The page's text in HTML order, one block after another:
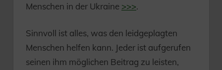
Menschen in der Ukraine >>>.
Sinnvoll ist alles, was den leidgeplagten
Menschen helfen kann. Jeder ist aufgerufen
seinen ihm möglichen Beitrag zu leisten,